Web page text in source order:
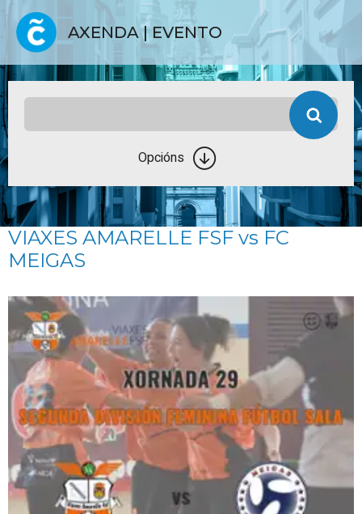
AXENDA | EVENTO
Opcións
VIAXES AMARELLE FSF vs FC
MEIGAS